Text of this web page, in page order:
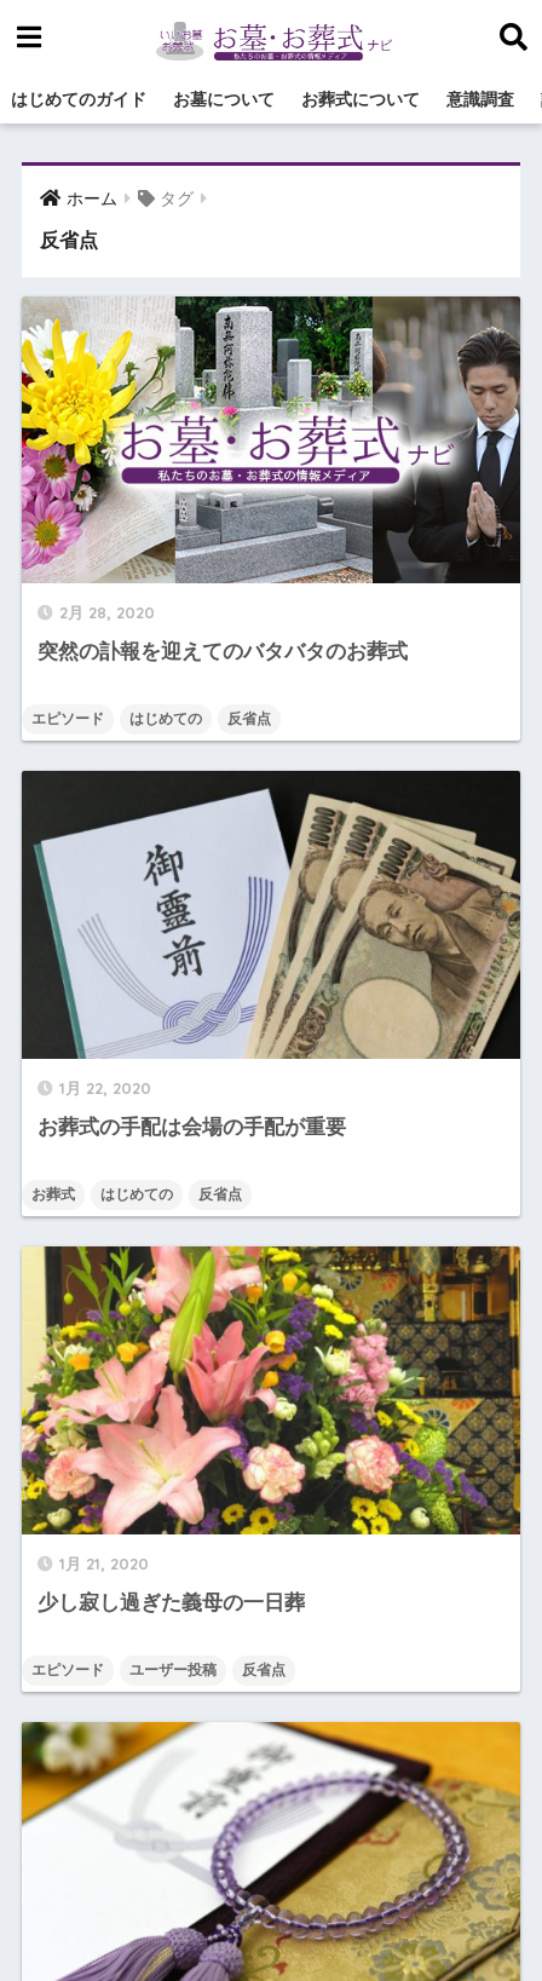
はじめてのガイド お墓について お葬式について 意識調査
ホーム タグ
反省点
2月 28, 2020
突然の訃報を迎えてのバタバタのお葬式
エピソード はじめての 反省点
1月 22, 2020
お葬式の手配は会場の手配が重要
お葬式 はじめての 反省点
1月 21, 2020
少し寂し過ぎた義母の一日葬
エピソード ユーザー投稿 反省点